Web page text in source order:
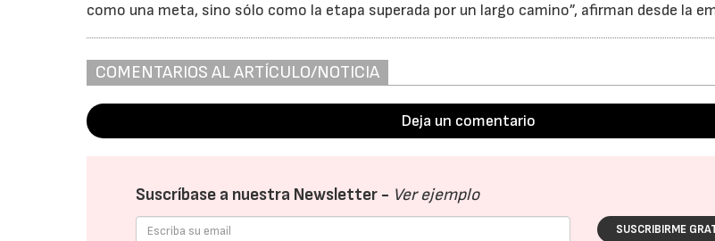
como una meta, sino sólo como la etapa superada por un largo camino”, afirman desde la
COMENTARIOS AL ARTÍCULO/NOTICIA
Deja un comentario
Suscríbase a nuestra Newsletter - Ver ejemplo
SUSCRIBIRME